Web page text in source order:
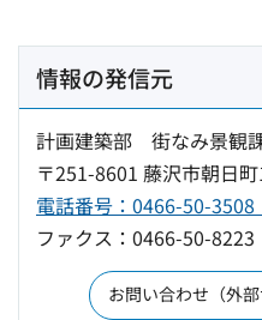
情報の発信元
計画建築部 街なみ景観
〒251-8601 藤沢市朝日
電話番号：0466-50-3508
ファクス：0466-50-8223
お問い合わせ（外部